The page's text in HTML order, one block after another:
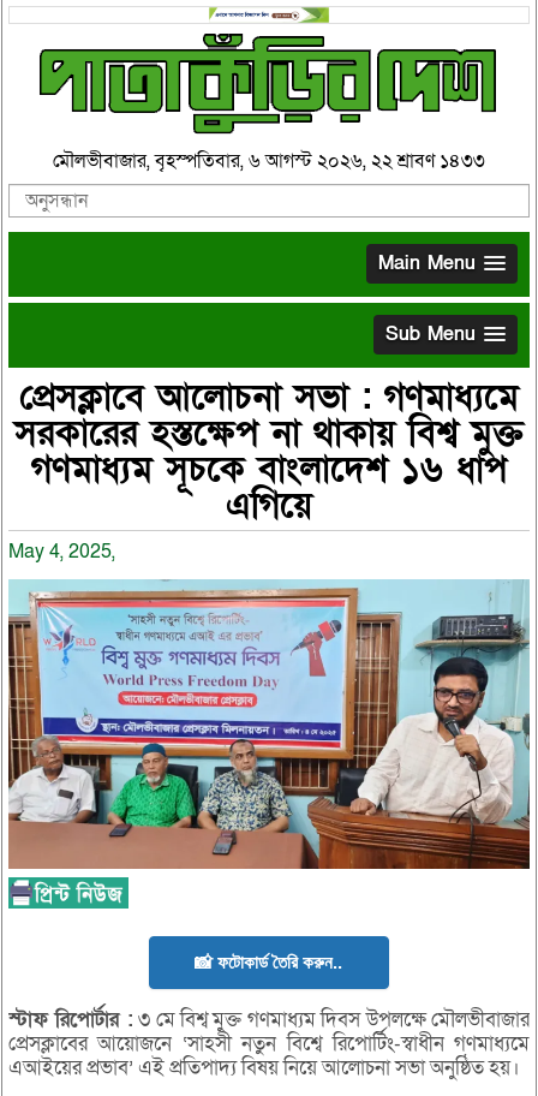
মৌলভীবাজার, বৃহস্পতিবার, ৬ আগস্ট ২০২৬, ২২ শ্রাবণ ১৪৩৩
Main Menu
Sub Menu
প্রেসক্লাবে আলোচনা সভা : গণমাধ্যমে
সরকারের হস্তক্ষেপ না থাকায় বিশ্ব মুক্ত
গণমাধ্যম সূচকে বাংলাদেশ ১৬ ধাপ
এগিয়ে
May 4, 2025,
📸 ফটোকার্ড তৈরি করুন..
স্টাফরিপোর্টার : ৩ মে বিশ্ব মুক্ত গণমাধ্যম দিবস উপলক্ষে মৌলভীবাজার
প্রেসক্লাবের আয়োজনে ‘সাহসী নতুন বিশ্বে রিপোর্টিং-স্বাধীন গণমাধ্যমে
এআইয়ের প্রভাব’ এই প্রতিপাদ্য বিষয় নিয়ে আলোচনা সভা অনুষ্ঠিত হয়।